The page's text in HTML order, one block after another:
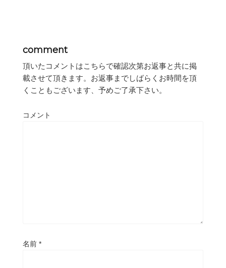
comment
頂いたコメントはこちらで確認次第お返事と共に掲
載させて頂きます。お返事までしばらくお時間を頂
くこともございます、予めご了承下さい。
コメント
名前 *